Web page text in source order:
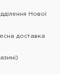
Нової
доставка